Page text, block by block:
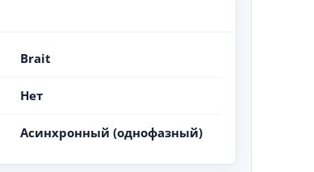
Brait
Нет
Асинхронный (однофазный)